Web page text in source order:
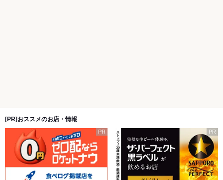
[PR]おススメのお店・情報
PR PR